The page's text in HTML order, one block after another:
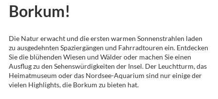
Borkum!
Die Natur erwacht und die ersten warmen Sonnenstrahlen laden
zu ausgedehnten Spaziergängen und Fahrradtouren ein. Entdecken
Sie die blühenden Wiesen und Wälder oder machen Sie einen
Ausflug zu den Sehenswürdigkeiten der Insel. Der Leuchtturm, das
Heimatmuseum oder das Nordsee-Aquarium sind nur einige der
vielen Highlights, die Borkum zu bieten hat.